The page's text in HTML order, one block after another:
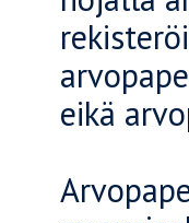
eikä